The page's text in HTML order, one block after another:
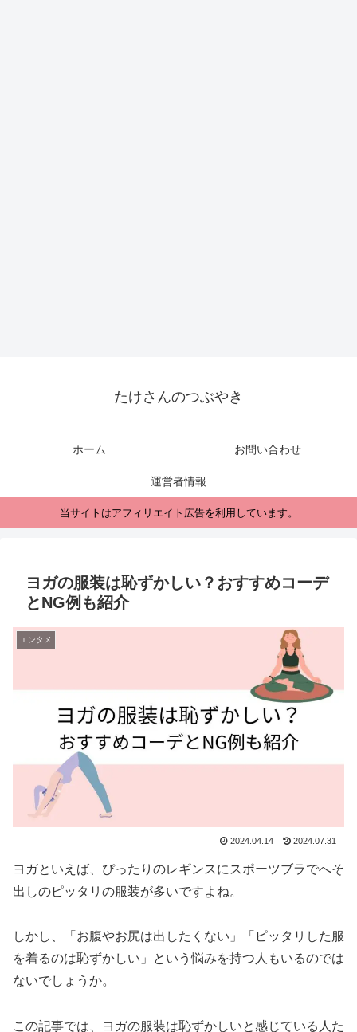
たけさんのつぶやき
ホーム お問い合わせ
運営者情報
当サイトはアフィリエイト広告を利用しています。
ヨガの服装は恥ずかしい？おすすめコーデ
とNG例も紹介
エンタメ
2024.04.14 2024.07.31
ヨガといえば、ぴったりのレギンスにスポーツブラでへそ
出しのピッタリの服装が多いですよね。
しかし、「お腹やお尻は出したくない」「ピッタリした服
を着るのは恥ずかしい」という悩みを持つ人もいるのでは
ないでしょうか。
この記事では、ヨガの服装は恥ずかしいと感じている人た